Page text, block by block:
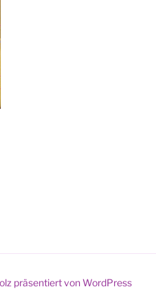
präsentiert von WordPress